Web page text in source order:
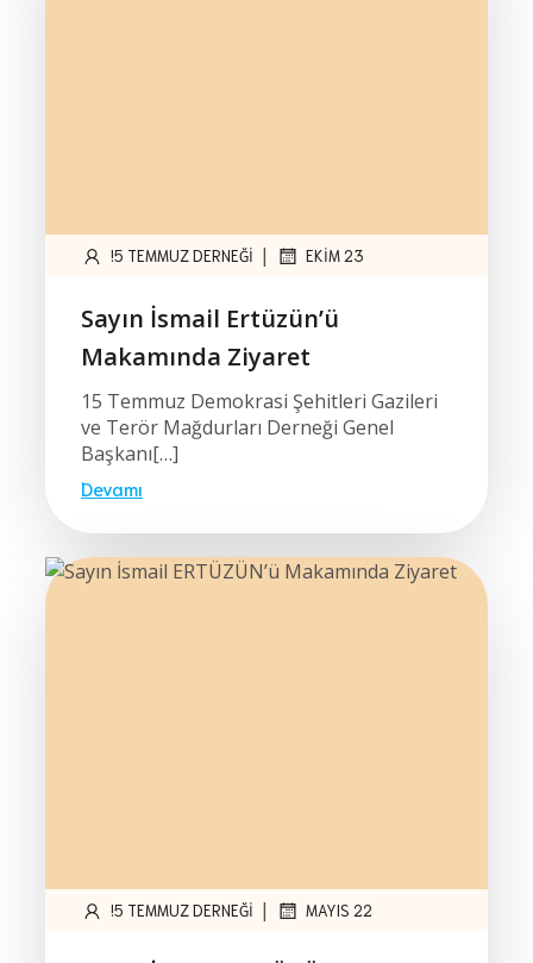
!5 TEMMUZ DERNEĞI | EKIM 23
Sayın İsmail Ertüzün’ü
Makamında Ziyaret
15 Temmuz Demokrasi Şehitleri Gazileri
ve Terör Mağdurları Derneği Genel
Başkanı[…]
Devamı
!5 TEMMUZ DERNEĞI | MAYIS 22